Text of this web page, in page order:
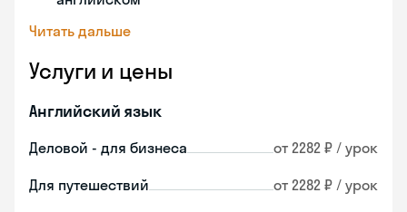
Читать дальше
Услуги и цены
Английский язык
Деловой - для бизнеса от 2282 ₽ / урок
Для путешествий от 2282 ₽ / урок